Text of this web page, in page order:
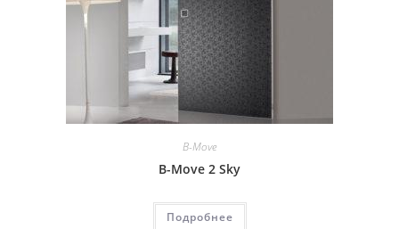
B-Move
B-Move 2 Sky
Подробнее